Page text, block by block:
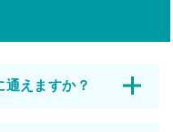
えますか？